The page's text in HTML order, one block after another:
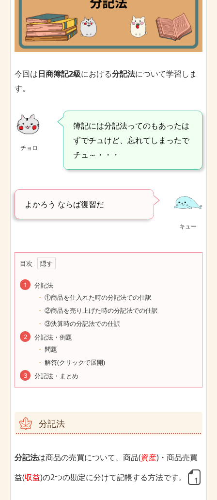
今回は日商簿記2級における分記法について学習しま
す。
チョロ
簿記には分記法ってのもあったは
ずでチュけど、忘れてしまったで
チュ～・・・
キュー
よかろう ならば復習だ
目次
分記法
①商品を仕入れた時の分記法での仕訳
②商品を売り上げた時の分記法での仕訳
③決算時の分記法での仕訳
分記法・例題
問題
解答(クリックで展開)
分記法・まとめ
分記法
分記法は商品の売買について、商品(資産)・商品売買
益(収益)の2つの勘定に分けて記帳する方法です。